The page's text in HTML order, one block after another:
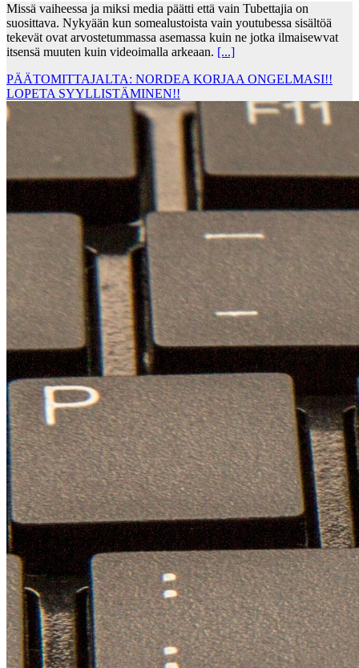
Missä vaiheessa ja miksi media päätti että vain Tubettajia on
suosittava. Nykyään kun somealustoista vain youtubessa sisältöä
tekevät ovat arvostetummassa asemassa kuin ne jotka ilmaisewvat
itsensä muuten kuin videoimalla arkeaan. [...]
PÄÄTOMITTAJALTA: NORDEA KORJAA ONGELMASI!!
LOPETA SYYLLISTÄMINEN!!